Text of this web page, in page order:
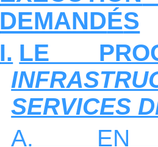
DEMANDÉS
I. LE
SERVICES
A.
EN